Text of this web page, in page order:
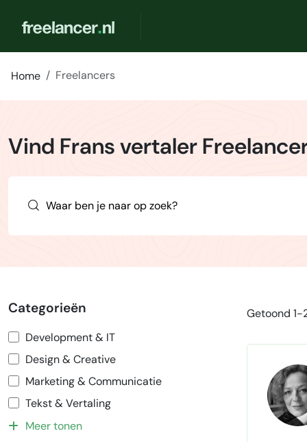
Home Freelancers
Vind Frans vertaler
Categorieën
Development & IT
Design & Creative
Marketing & Communicatie
Tekst & Vertaling
Meer tonen
Getoond